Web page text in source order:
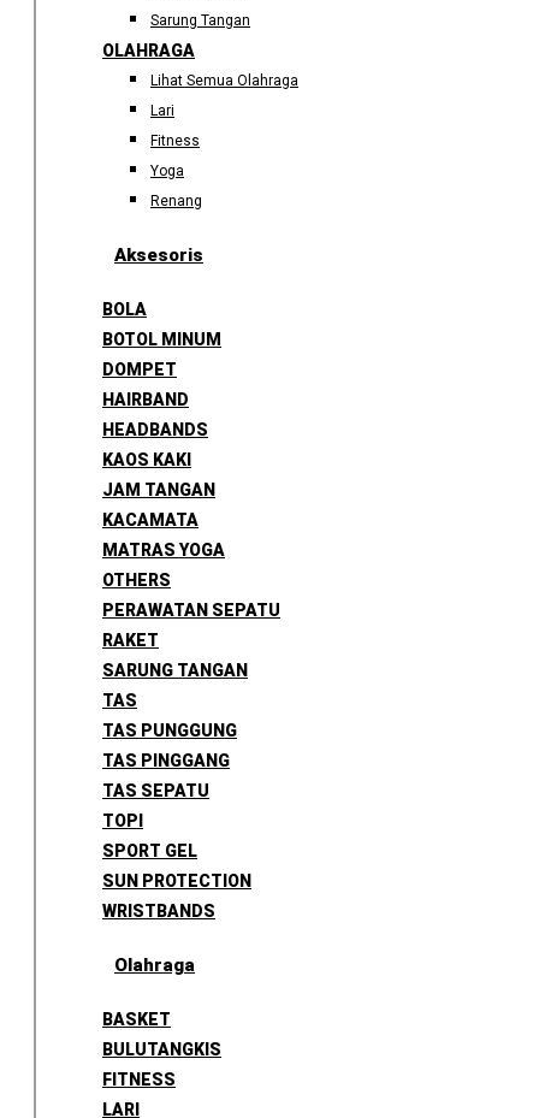
Sarung Tangan
OLAHRAGA
Lihat Semua Olahraga
Lari
Fitness
Yoga
Renang
Aksesoris
BOLA
BOTOL MINUM
DOMPET
HAIRBAND
HEADBANDS
KAOS KAKI
JAM TANGAN
KACAMATA
MATRAS YOGA
OTHERS
PERAWATAN SEPATU
RAKET
SARUNG TANGAN
TAS
TAS PUNGGUNG
TAS PINGGANG
TAS SEPATU
TOPI
SPORT GEL
SUN PROTECTION
WRISTBANDS
Olahraga
BASKET
BULUTANGKIS
FITNESS
LARI